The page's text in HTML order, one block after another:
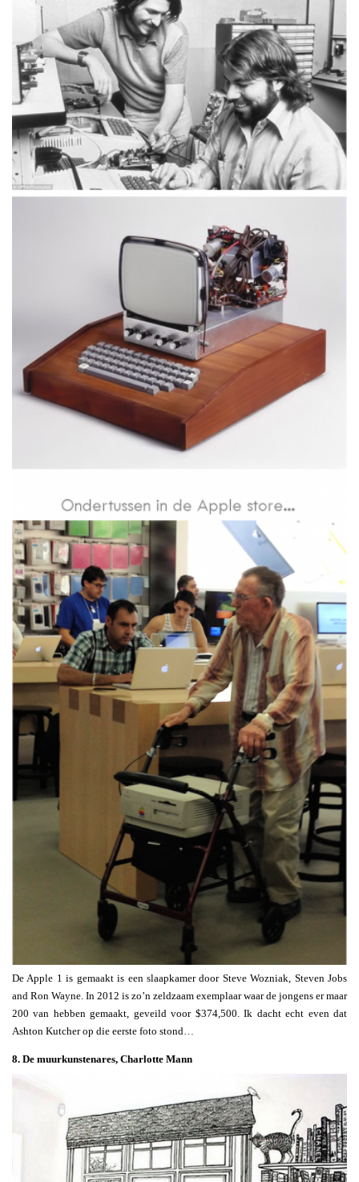
De Apple 1 is gemaakt is een slaapkamer door Steve Wozniak, Steven Jobs
and Ron Wayne. In 2012 is zo’n zeldzaam exemplaar waar de jongens er maar
200 van hebben gemaakt, geveild voor $374,500. Ik dacht echt even dat
Ashton Kutcher op die eerste foto stond…
8. De muurkunstenares, Charlotte Mann